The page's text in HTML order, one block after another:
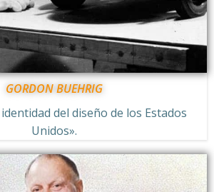
GORDON BUEHRIG
del diseño de los Estados
Unidos».